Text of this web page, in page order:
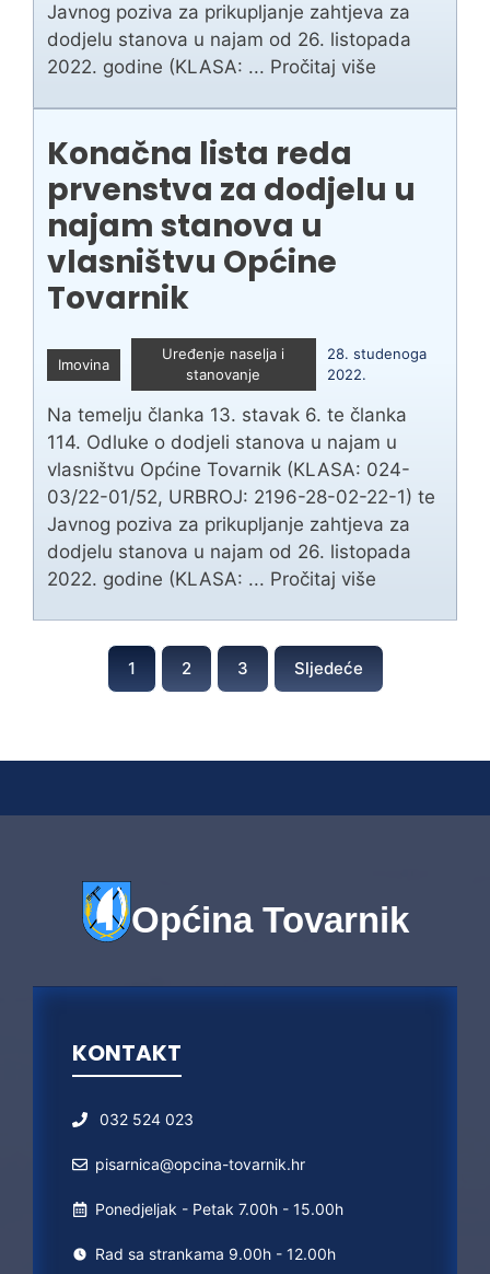
Javnog poziva za prikupljanje zahtjeva za
dodjelu stanova u najam od 26. listopada
2022. godine (KLASA: ... Pročitaj više
Konačna lista reda
prvenstva za dodjelu u
najam stanova u
vlasništvu Općine
Tovarnik
Imovina
Uređenje naselja i
stanovanje
28. studenoga
2022.
Na temelju članka 13. stavak 6. te članka
114. Odluke o dodjeli stanova u najam u
vlasništvu Općine Tovarnik (KLASA: 024-
03/22-01/52, URBROJ: 2196-28-02-22-1) te
Javnog poziva za prikupljanje zahtjeva za
dodjelu stanova u najam od 26. listopada
2022. godine (KLASA: ... Pročitaj više
1 2 3 Sljedeće
Općina Tovarnik
KONTAKT
032 524 023
pisarnica@opcina-tovarnik.hr
Ponedjeljak - Petak 7.00h - 15.00h
Rad sa strankama 9.00h - 12.00h